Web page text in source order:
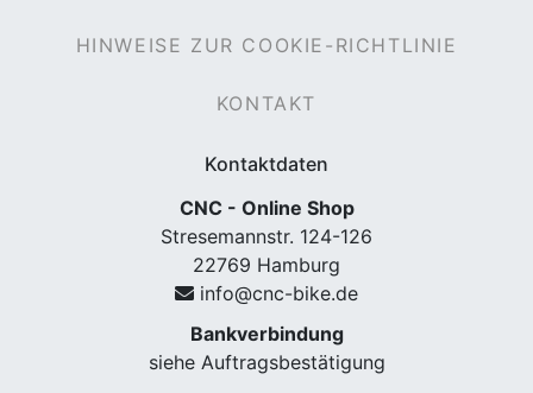
HINWEISE ZUR COOKIE-RICHTLINIE
KONTAKT
Kontaktdaten
CNC - Online Shop
Stresemannstr. 124-126
22769 Hamburg
info@cnc-bike.de
Bankverbindung
siehe Auftragsbestätigung